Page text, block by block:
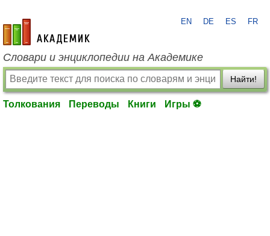
academic.ru
EN DE ES FR
Словари и энциклопедии на Академике
Найти!
Толкования Переводы Книги Игры ⚽